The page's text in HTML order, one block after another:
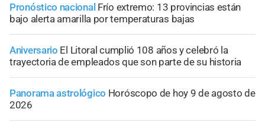
Pronóstico nacional Frío extremo: 13 provincias están
bajo alerta amarilla por temperaturas bajas
Aniversario El Litoral cumplió 108 años y celebró la
trayectoria de empleados que son parte de su historia
Panorama astrológico Horóscopo de hoy 9 de agosto de
2026